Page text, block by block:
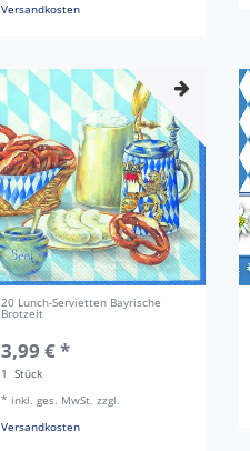
Versandkosten
20 Lunch-Servietten Bayrische
Brotzeit
3,99 € *
1
Stück
* inkl. ges. MwSt. zzgl.
Versandkosten